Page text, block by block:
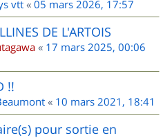
vtt« 05 mars 2026, 17:57
DE L'ARTOIS
« 17 mars 2025, 00:06
!!
« 10 mars 2021, 18:41
pour sortie en